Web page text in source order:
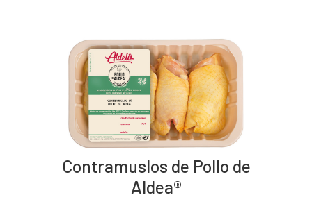
Contramuslos de Pollo de
Aldea®